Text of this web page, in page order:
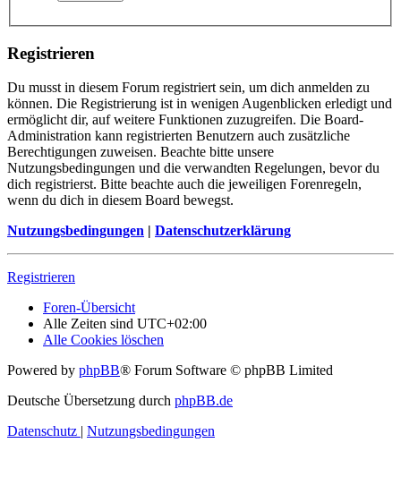
Registrieren
Du musst in diesem Forum registriert sein, um dich anmelden zu
können. Die Registrierung ist in wenigen Augenblicken erledigt und
ermöglicht dir, auf weitere Funktionen zuzugreifen. Die Board-
Administration kann registrierten Benutzern auch zusätzliche
Berechtigungen zuweisen. Beachte bitte unsere
Nutzungsbedingungen und die verwandten Regelungen, bevor du
dich registrierst. Bitte beachte auch die jeweiligen Forenregeln,
wenn du dich in diesem Board bewegst.
Nutzungsbedingungen | Datenschutzerklärung
Registrieren
Foren-Übersicht
Alle Zeiten sind UTC+02:00
Alle Cookies löschen
Powered by phpBB® Forum Software © phpBB Limited
Deutsche Übersetzung durch phpBB.de
Datenschutz | Nutzungsbedingungen